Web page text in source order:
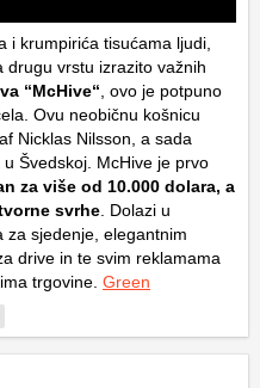
i krumpirića tisućama ljudi,
drugu vrstu izrazito važnih
“McHive“ , ovo je potpuno
Ovu neobičnu košnicu
Nicklas Nilsson, a sada
Švedskoj. McHive je prvo
za više od 10.000 dolara, a
svrhe . Dolazi u
za sjedenje, elegantnim
drive in te svim reklamama
trgovine. Green